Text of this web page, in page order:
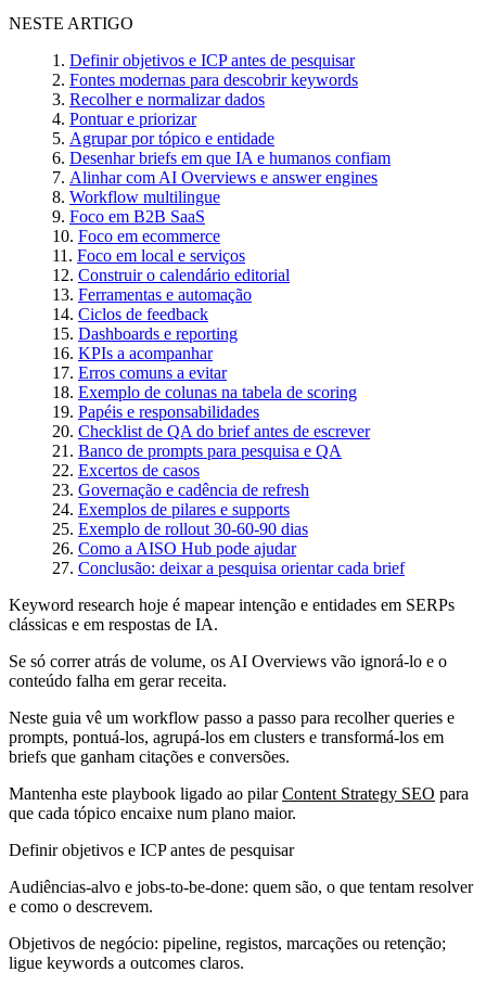
NESTE ARTIGO
Definir objetivos e ICP antes de pesquisar
Fontes modernas para descobrir keywords
Recolher e normalizar dados
Pontuar e priorizar
Agrupar por tópico e entidade
Desenhar briefs em que IA e humanos confiam
Alinhar com AI Overviews e answer engines
Workflow multilingue
Foco em B2B SaaS
Foco em ecommerce
Foco em local e serviços
Construir o calendário editorial
Ferramentas e automação
Ciclos de feedback
Dashboards e reporting
KPIs a acompanhar
Erros comuns a evitar
Exemplo de colunas na tabela de scoring
Papéis e responsabilidades
Checklist de QA do brief antes de escrever
Banco de prompts para pesquisa e QA
Excertos de casos
Governação e cadência de refresh
Exemplos de pilares e supports
Exemplo de rollout 30‑60‑90 dias
Como a AISO Hub pode ajudar
Conclusão: deixar a pesquisa orientar cada brief
Keyword research hoje é mapear intenção e entidades em SERPs
clássicas e em respostas de IA.
Se só correr atrás de volume, os AI Overviews vão ignorá‑lo e o
conteúdo falha em gerar receita.
Neste guia vê um workflow passo a passo para recolher queries e
prompts, pontuá‑los, agrupá‑los em clusters e transformá‑los em
briefs que ganham citações e conversões.
Mantenha este playbook ligado ao pilarContent Strategy SEO para
que cada tópico encaixe num plano maior.
Definir objetivos e ICP antes de pesquisar
Audiências‑alvo e jobs‑to‑be‑done: quem são, o que tentam resolver
e como o descrevem.
Objetivos de negócio: pipeline, registos, marcações ou retenção;
ligue keywords a outcomes claros.